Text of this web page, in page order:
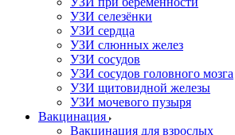
УЗИ селезёнки
УЗИ сердца
УЗИ слюнных желез
УЗИ сосудов
УЗИ сосудов головного мозга
УЗИ щитовидной железы
УЗИ мочевого пузыря
Вакцинация
Вакцинация для взрослых